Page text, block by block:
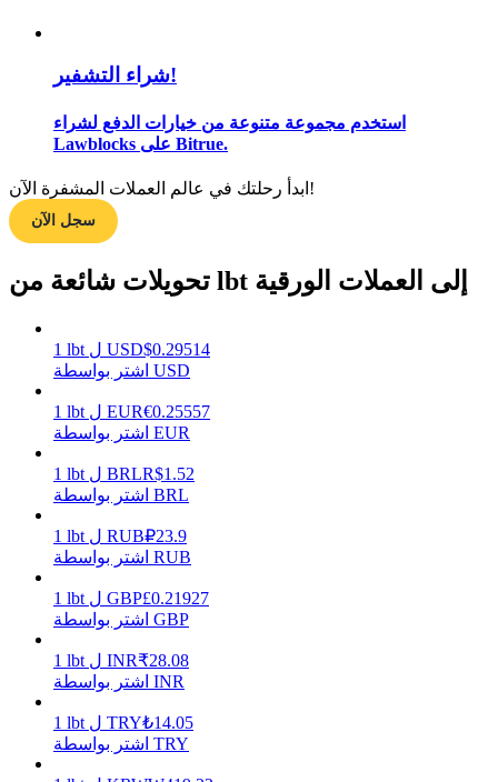
استراتيجيات التداول
تعلم كيفية البقاء مربحة
يكسب
خنزير الطاقة
شراء التشفير!
استخدم مجموعة متنوعة من خيارات الدفع لشراء
Lawblocks على Bitrue.
ابدأ رحلتك في عالم العملات المشفرة الآن!
سجل الآن
تحويلات شائعة من lbt إلى العملات الورقية
1 lbt ل USD$0.29514
اشتر بواسطة USD
1 lbt ل EUR€0.25557
اشتر بواسطة EUR
1 lbt ل BRLR$1.52
اشتر بواسطة BRL
1 lbt ل RUB₽23.9
اشتر بواسطة RUB
1 lbt ل GBP£0.21927
اشتر بواسطة GBP
1 lbt ل INR₹28.08
اشتر بواسطة INR
1 lbt ل TRY₺14.05
اشتر بواسطة TRY